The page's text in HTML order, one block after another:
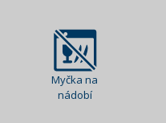
Myčka na
nádobí